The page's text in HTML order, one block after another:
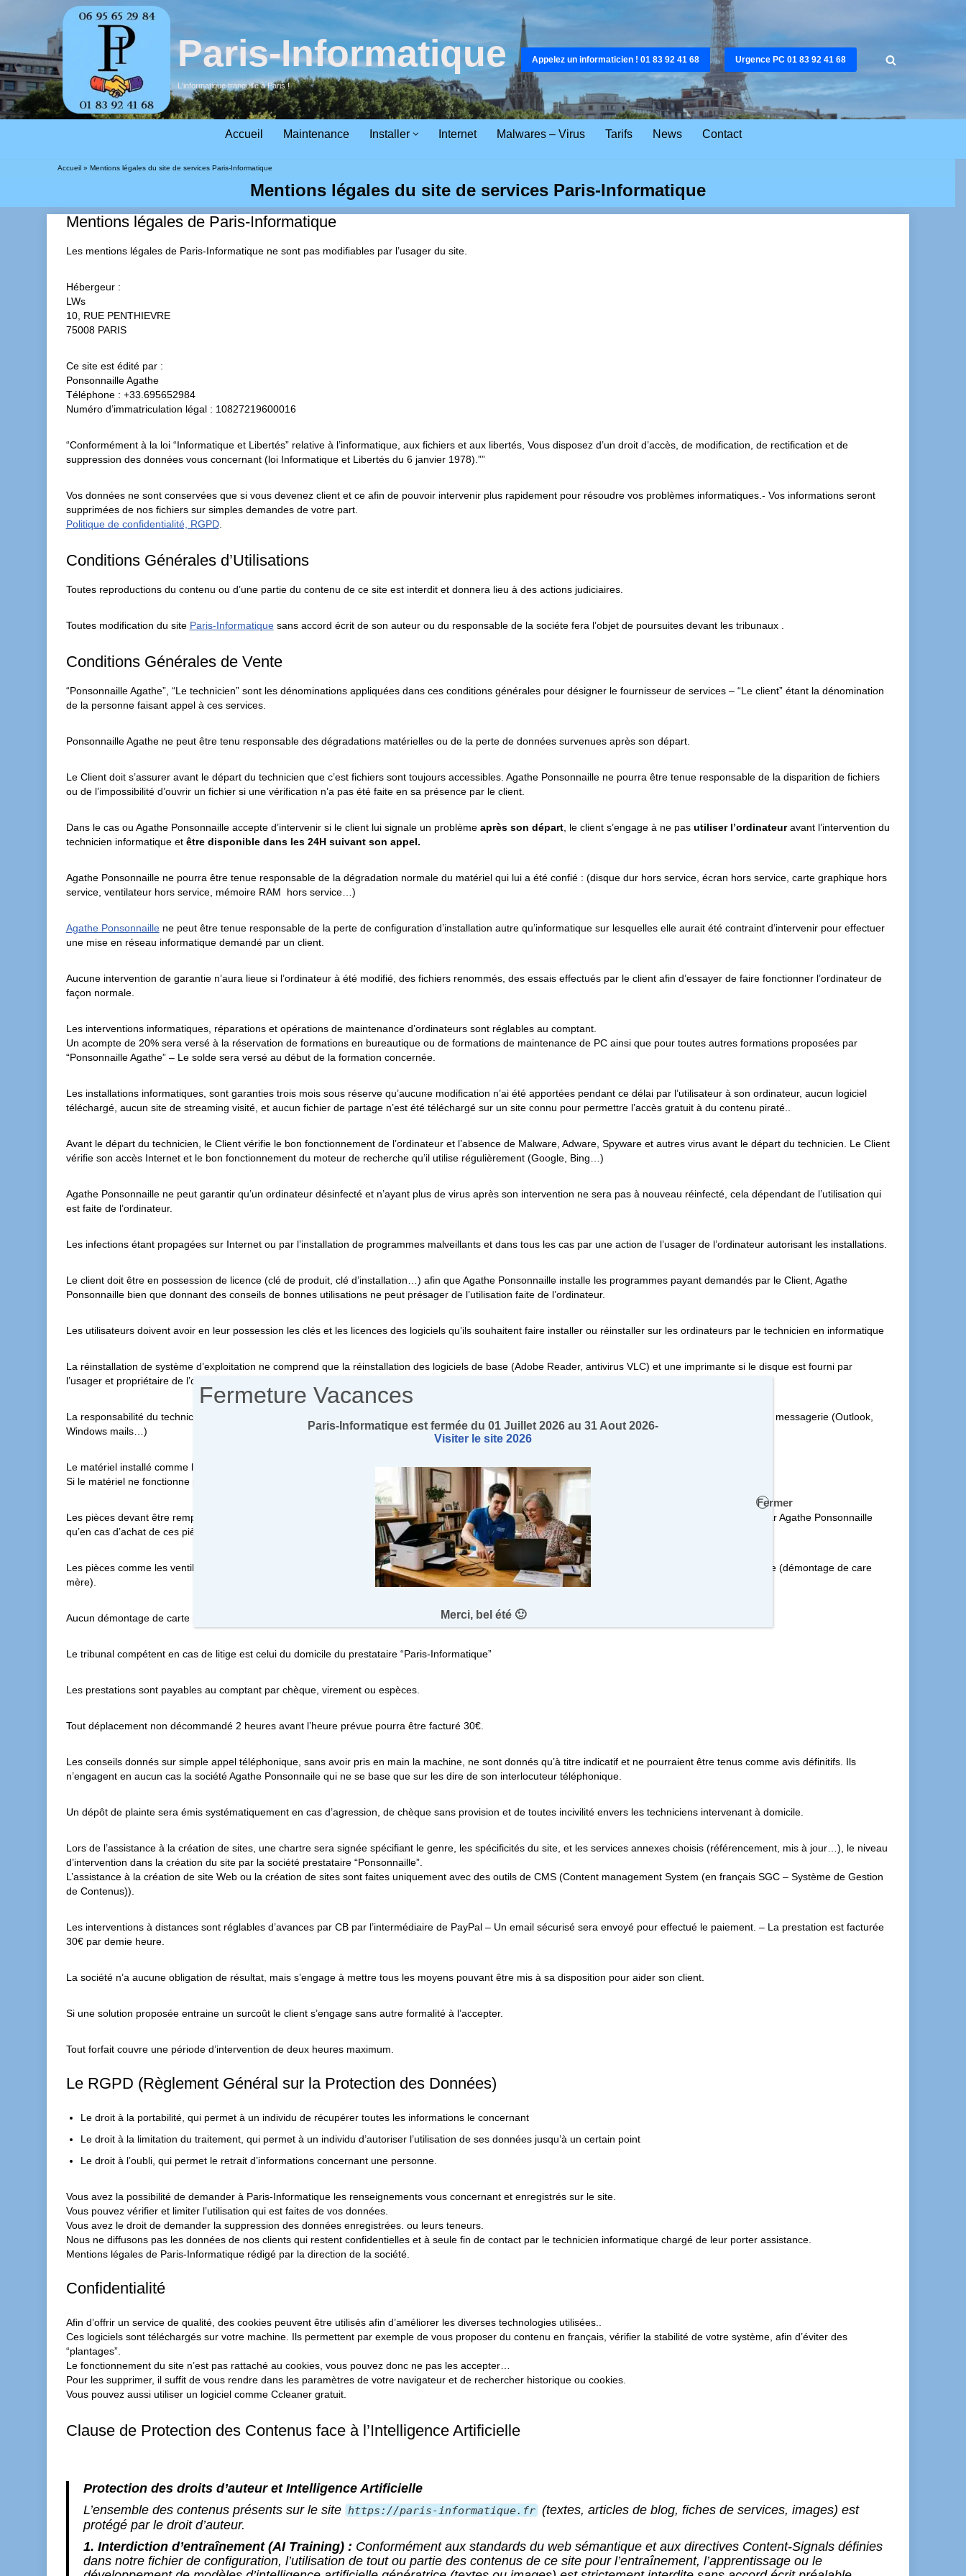
au
contenu
Paris-Informatique
L'informatique tranquille à Paris !
Appelez un informaticien ! 01 83 92 41 68 Urgence PC 01 83 92 41 68
Accueil Maintenance Installer Internet Malwares – Virus Tarifs News Contact
Accueil» Mentions légales du site de services Paris-Informatique
Mentions légales du site de services Paris-Informatique
Mentions légales de Paris-Informatique
Les mentions légales de Paris-Informatique ne sont pas modifiables par l’usager du site.
Hébergeur :
LWs
10, RUE PENTHIEVRE
75008 PARIS
Ce site est édité par :
Ponsonnaille Agathe
Téléphone : +33.695652984
Numéro d’immatriculation légal : 10827219600016
“Conformément à la loi “Informatique et Libertés” relative à l’informatique, aux fichiers et aux libertés, Vous disposez d’un droit d’accès, de modification, de rectification et de
suppression des données vous concernant (loi Informatique et Libertés du 6 janvier 1978).””
Vos données ne sont conservées que si vous devenez client et ce afin de pouvoir intervenir plus rapidement pour résoudre vos problèmes informatiques.- Vos informations seront
supprimées de nos fichiers sur simples demandes de votre part.
Politique de confidentialité, RGPD.
Conditions Générales d’Utilisations
Toutes reproductions du contenu ou d’une partie du contenu de ce site est interdit et donnera lieu à des actions judiciaires.
Toutes modification du site Paris-Informatiquesans accord écrit de son auteur ou du responsable de la sociéte fera l’objet de poursuites devant les tribunaux .
Conditions Générales de Vente
“Ponsonnaille Agathe”, “Le technicien” sont les dénominations appliquées dans ces conditions générales pour désigner le fournisseur de services – “Le client” étant la dénomination
de la personne faisant appel à ces services.
Ponsonnaille Agathe ne peut être tenu responsable des dégradations matérielles ou de la perte de données survenues après son départ.
Le Client doit s’assurer avant le départ du technicien que c’est fichiers sont toujours accessibles. Agathe Ponsonnaille ne pourra être tenue responsable de la disparition de fichiers
ou de l’impossibilité d’ouvrir un fichier si une vérification n’a pas été faite en sa présence par le client.
Dans le cas ou Agathe Ponsonnaille accepte d’intervenir si le client lui signale un problème après son départ, le client s’engage à ne pas utiliser l’ordinateuravant l’intervention du
technicien informatique et être disponible dans les 24H suivant son appel.
Agathe Ponsonnaille ne pourra être tenue responsable de la dégradation normale du matériel qui lui a été confié : (disque dur hors service, écran hors service, carte graphique hors
service, ventilateur hors service, mémoire RAM hors service…)
Agathe Ponsonnaillene peut être tenue responsable de la perte de configuration d’installation autre qu’informatique sur lesquelles elle aurait été contraint d’intervenir pour effectuer
une mise en réseau informatique demandé par un client.
Aucune intervention de garantie n’aura lieue si l’ordinateur à été modifié, des fichiers renommés, des essais effectués par le client afin d’essayer de faire fonctionner l’ordinateur de
façon normale.
Les interventions informatiques, réparations et opérations de maintenance d’ordinateurs sont réglables au comptant.
Un acompte de 20% sera versé à la réservation de formations en bureautique ou de formations de maintenance de PC ainsi que pour toutes autres formations proposées par
“Ponsonnaille Agathe” – Le solde sera versé au début de la formation concernée.
Les installations informatiques, sont garanties trois mois sous réserve qu’aucune modification n’ai été apportées pendant ce délai par l’utilisateur à son ordinateur, aucun logiciel
téléchargé, aucun site de streaming visité, et aucun fichier de partage n’est été téléchargé sur un site connu pour permettre l’accès gratuit à du contenu piraté..
Avant le départ du technicien, le Client vérifie le bon fonctionnement de l’ordinateur et l’absence de Malware, Adware, Spyware et autres virus avant le départ du technicien. Le Client
vérifie son accès Internet et le bon fonctionnement du moteur de recherche qu’il utilise régulièrement (Google, Bing…)
Agathe Ponsonnaille ne peut garantir qu’un ordinateur désinfecté et n’ayant plus de virus après son intervention ne sera pas à nouveau réinfecté, cela dépendant de l’utilisation qui
est faite de l’ordinateur.
Les infections étant propagées sur Internet ou par l’installation de programmes malveillants et dans tous les cas par une action de l’usager de l’ordinateur autorisant les installations.
Le client doit être en possession de licence (clé de produit, clé d’installation…) afin que Agathe Ponsonnaille installe les programmes payant demandés par le Client, Agathe
Ponsonnaille bien que donnant des conseils de bonnes utilisations ne peut présager de l’utilisation faite de l’ordinateur.
Les utilisateurs doivent avoir en leur possession les clés et les licences des logiciels qu’ils souhaitent faire installer ou réinstaller sur les ordinateurs par le technicien en informatique
La réinstallation de système d’exploitation ne comprend que la réinstallation des logiciels de base (Adobe Reader, antivirus VLC) et une imprimante si le disque est fourni par
l’usager et propriétaire de l’ordinateur à réinstaller.
La responsabilité du technicien informatique et de Agathe Ponsonnaille ne serait être engagée lors de la perte de données ou de message dans le client de messagerie (Outlook,
Windows mails…)
Le matériel installé comme l’absence totale de virus, Malwares sont vérifiés à l’issue de l’intervention.
Si le matériel ne fonctionne pas selon les attentes du Client, aucune facture ne sera émise et aucun paiement ne sera fait par le client.
Les pièces devant être remplacées sont payables à la commande et sont changées dans la limite où elles peuvent l’être. Elles ne peuvent être garanties par Agathe Ponsonnaille
qu’en cas d’achat de ces pièces par elle et ne pourra que les rapportées aux fournisseurs pour en obtenir le remplacement.
Les pièces comme les ventilateurs…qui ne sont pas trouvables à l’identiques ne seront remplacées que sur demande de l’utilisateur (client) et sans garantie (démontage de care
mère).
Aucun démontage de carte mère n’est garantie.
Le tribunal compétent en cas de litige est celui du domicile du prestataire “Paris-Informatique”
Les prestations sont payables au comptant par chèque, virement ou espèces.
Tout déplacement non décommandé 2 heures avant l’heure prévue pourra être facturé 30€.
Les conseils donnés sur simple appel téléphonique, sans avoir pris en main la machine, ne sont donnés qu’à titre indicatif et ne pourraient être tenus comme avis définitifs. Ils
n’engagent en aucun cas la société Agathe Ponsonnaile qui ne se base que sur les dire de son interlocuteur téléphonique.
Un dépôt de plainte sera émis systématiquement en cas d’agression, de chèque sans provision et de toutes incivilité envers les techniciens intervenant à domicile.
Lors de l’assistance à la création de sites, une chartre sera signée spécifiant le genre, les spécificités du site, et les services annexes choisis (référencement, mis à jour…), le niveau
d’intervention dans la création du site par la société prestataire “Ponsonnaille”.
L’assistance à la création de site Web ou la création de sites sont faites uniquement avec des outils de CMS (Content management System (en français SGC – Système de Gestion
de Contenus)).
Les interventions à distances sont réglables d’avances par CB par l’intermédiaire de PayPal – Un email sécurisé sera envoyé pour effectué le paiement. – La prestation est facturée
30€ par demie heure.
La société n’a aucune obligation de résultat, mais s’engage à mettre tous les moyens pouvant être mis à sa disposition pour aider son client.
Si une solution proposée entraine un surcoût le client s’engage sans autre formalité à l’accepter.
Tout forfait couvre une période d’intervention de deux heures maximum.
Le RGPD (Règlement Général sur la Protection des Données)
Le droit à la portabilité, qui permet à un individu de récupérer toutes les informations le concernant
Le droit à la limitation du traitement, qui permet à un individu d’autoriser l’utilisation de ses données jusqu’à un certain point
Le droit à l’oubli, qui permet le retrait d’informations concernant une personne.
Vous avez la possibilité de demander à Paris-Informatique les renseignements vous concernant et enregistrés sur le site.
Vous pouvez vérifier et limiter l’utilisation qui est faites de vos données.
Vous avez le droit de demander la suppression des données enregistrées. ou leurs teneurs.
Nous ne diffusons pas les données de nos clients qui restent confidentielles et à seule fin de contact par le technicien informatique chargé de leur porter assistance.
Mentions légales de Paris-Informatique rédigé par la direction de la société.
Confidentialité
Afin d’offrir un service de qualité, des cookies peuvent être utilisés afin d’améliorer les diverses technologies utilisées..
Ces logiciels sont téléchargés sur votre machine. Ils permettent par exemple de vous proposer du contenu en français, vérifier la stabilité de votre système, afin d’éviter des
“plantages”.
Le fonctionnement du site n’est pas rattaché au cookies, vous pouvez donc ne pas les accepter…
Pour les supprimer, il suffit de vous rendre dans les paramètres de votre navigateur et de rechercher historique ou cookies.
Vous pouvez aussi utiliser un logiciel comme Ccleaner gratuit.
Clause de Protection des Contenus face à l’Intelligence Artificielle
Protection des droits d’auteur et Intelligence Artificielle
L’ensemble des contenus présents sur le site https://paris-informatique.fr (textes, articles de blog, fiches de services, images) est
protégé par le droit d’auteur.
1. Interdiction d’entraînement (AI Training) : Conformément aux standards du web sémantique et aux directives Content-Signalsdéfinies
dans notre fichier de configuration, l’utilisation de tout ou partie des contenus de ce site pour l’entraînement, l’apprentissage ou le
Fermeture Vacances
Paris-Informatique est fermée du 01 Juillet 2026 au 31 Aout 2026-
Visiter le site 2026
Merci, bel été 🙂
Fermer